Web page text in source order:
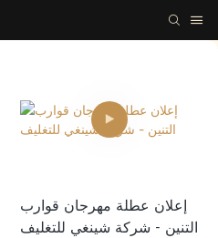
إعلان عطلة مهرجان قوارب
التنين - شركة شينغي للتغليف